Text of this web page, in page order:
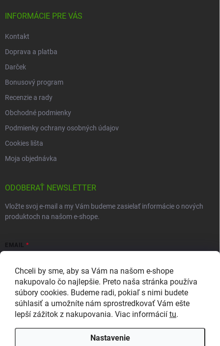
Chceli by sme, aby sa Vám na našom e-shope
nakupovalo čo najlepšie. Preto naša stránka používa
súbory cookies. Budeme radi, pokiaľ s nimi budete
súhlasiť a umožníte nám sprostredkovať Vám ešte
lepší zážitok z nakupovania. Viac informácií tu.
Nastavenie
INFORMÁCIE PRE VÁS
Kontakt
Doprava a platba
Darček
Bonusový program
Recenzie a rady
Obchodné podmienky
Podmienky ochrany osobných údajov
Cookies lišta
Moja objednávka
ODOBERAŤ NEWSLETTER
Vložte svoj e-mail a my Vám budeme zasielať informácie o nových
produktoch na našom e-shope.
EMAIL
Vložením e-mailu súhlasíte so zasielaním newslettera a
marketingových informácií v súlade sozásadami ochrany osobných
údajov.
Prihlásiť sa